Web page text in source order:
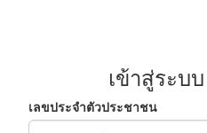
เข้าสู่ระบบ
เลขประจำตัวประชาชน